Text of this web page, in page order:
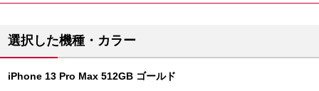
選択した機種・カラー
iPhone 13 Pro Max 512GB ゴールド